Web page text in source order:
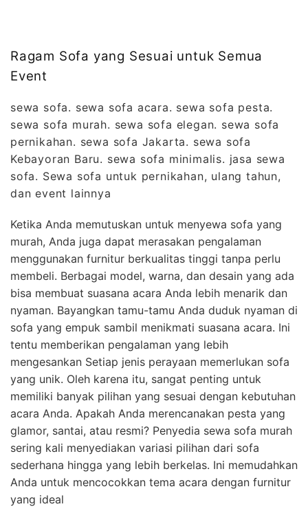
Ragam Sofa yang Sesuai untuk Semua
Event
sewa sofa. sewa sofa acara. sewa sofa pesta.
sewa sofa murah. sewa sofa elegan. sewa sofa
pernikahan. sewa sofa Jakarta. sewa sofa
Kebayoran Baru. sewa sofa minimalis. jasa sewa
sofa. Sewa sofa untuk pernikahan, ulang tahun,
dan event lainnya
Ketika Anda memutuskan untuk menyewa sofa yang
murah, Anda juga dapat merasakan pengalaman
menggunakan furnitur berkualitas tinggi tanpa perlu
membeli. Berbagai model, warna, dan desain yang ada
bisa membuat suasana acara Anda lebih menarik dan
nyaman. Bayangkan tamu-tamu Anda duduk nyaman di
sofa yang empuk sambil menikmati suasana acara. Ini
tentu memberikan pengalaman yang lebih
mengesankan Setiap jenis perayaan memerlukan sofa
yang unik. Oleh karena itu, sangat penting untuk
memiliki banyak pilihan yang sesuai dengan kebutuhan
acara Anda. Apakah Anda merencanakan pesta yang
glamor, santai, atau resmi? Penyedia sewa sofa murah
sering kali menyediakan variasi pilihan dari sofa
sederhana hingga yang lebih berkelas. Ini memudahkan
Anda untuk mencocokkan tema acara dengan furnitur
yang ideal